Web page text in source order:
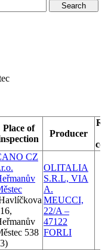
Place of
Producer
CZ
538
OLITALIA
S.R.L, VIA
A.
MEUCCI,
22/A –
47122
FORLI